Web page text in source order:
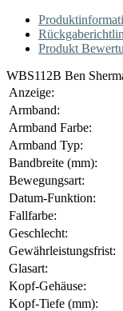
Produkt
WBS112B Ben
Anzeige:
Armband:
Armband Farbe:
Armband Typ:
Bandbreite (mm):
Bewegungsart:
Datum-Funktion:
Fallfarbe:
Geschlecht:
Gewährleistungsfrist:
Glasart:
Kopf-Gehäuse:
Kopf-Tiefe (mm):